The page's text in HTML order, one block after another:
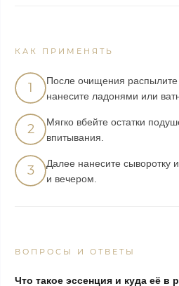
КАК ПРИМЕНЯТЬ
1
После очищения
нанесите ладонями или
2
Мягко вбейте остатки
впитывания.
3
Далее нанесите сыворотку
и вечером.
ВОПРОСЫ И ОТВЕТЫ
Что такое эссенция и куда её в